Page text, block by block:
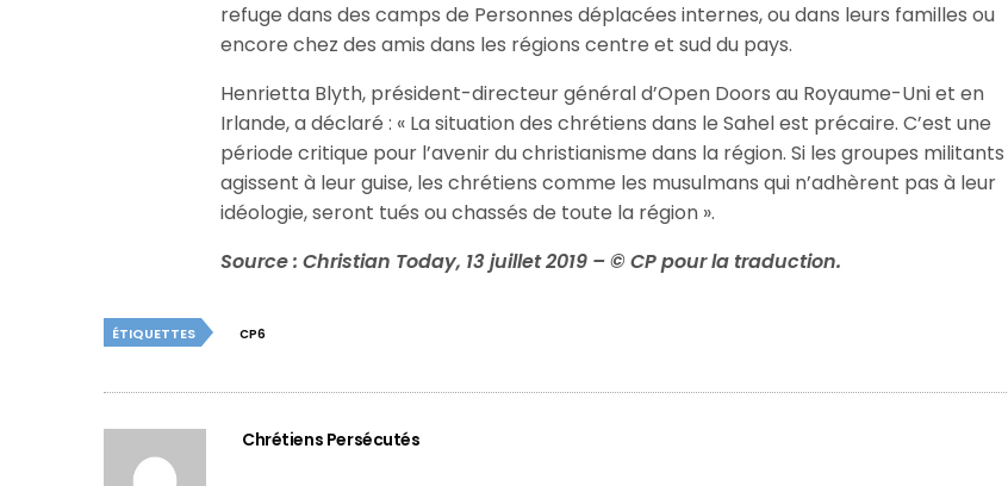
refuge dans des camps de Personnes déplacées internes, ou dans leurs familles ou
encore chez des amis dans les régions centre et sud du pays.
Henrietta Blyth, président-directeur général d’Open Doors au Royaume-Uni et en
Irlande, a déclaré : « La situation des chrétiens dans le Sahel est précaire. C’est une
période critique pour l’avenir du christianisme dans la région. Si les groupes militants
agissent à leur guise, les chrétiens comme les musulmans qui n’adhèrent pas à leur
idéologie, seront tués ou chassés de toute la région ».
Source : Christian Today, 13 juillet 2019 – © CP pour la traduction.
ÉTIQUETTES CP6
Chrétiens Persécutés